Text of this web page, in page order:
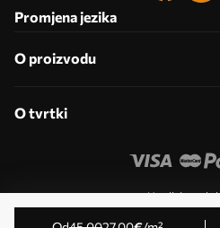
Promjena jezika
O proizvodu
O tvrtki
Uredi dozvole
© 2011- 2026 Uwalls . Sva